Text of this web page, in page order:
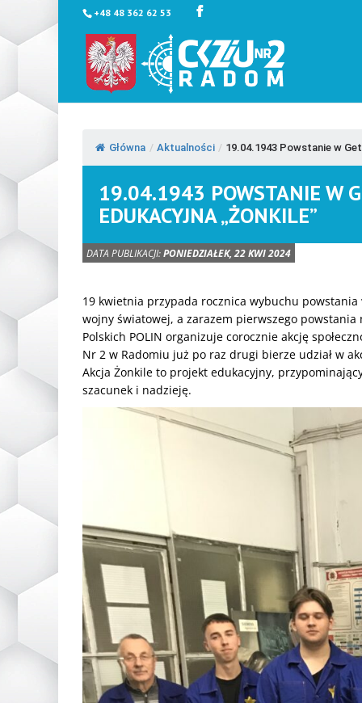
+48 48 362 62 53
Główna / Aktualności / 19.04.1943 Powstanie w
19.04.1943 POWSTANIE W
EDUKACYJNA „ŻONKILE”
DATA PUBLIKACJI:PONIEDZIAŁEK, 22 KWI 2024
19 kwietnia przypada rocznica wybuchu
wojny światowej, a zarazem pierwszego
Polskich POLIN organizuje corocznie akcję
Nr 2 w Radomiu już po raz drugi bierze udział w
Akcja Żonkile to projekt edukacyjny,
szacunek i nadzieję.